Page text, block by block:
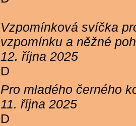
Vzpomínková svíčka
vzpomínku a něžné
12. října 2025
D
Pro mladého černého
11. října 2025
D